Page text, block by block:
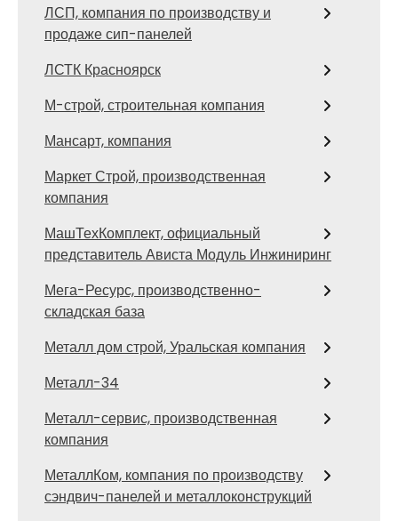
ЛСП, компания по производству и
продаже сип-панелей
ЛСТК Красноярск
М-строй, строительная компания
Мансарт, компания
Маркет Строй, производственная
компания
МашТехКомплект, официальный
представитель Ависта Модуль Инжиниринг
Мега-Ресурс, производственно-
складская база
Металл дом строй, Уральская компания
Металл-34
Металл-сервис, производственная
компания
МеталлКом, компания по производству
сэндвич-панелей и металлоконструкций